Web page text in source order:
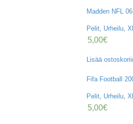
Madden NFL
Pelit, Urheilu,
5,00€
Lisää
Fifa Football
Pelit, Urheilu,
5,00€